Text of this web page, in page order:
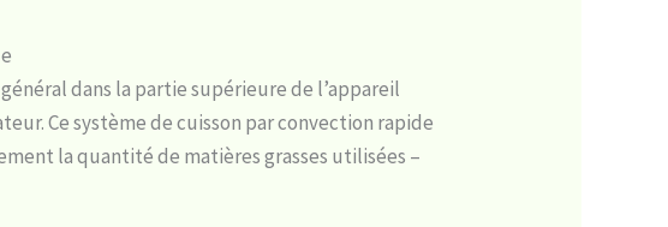
dans la partie supérieure de l’appareil
Ce système de cuisson par convection rapide
la quantité de matières grasses utilisées –